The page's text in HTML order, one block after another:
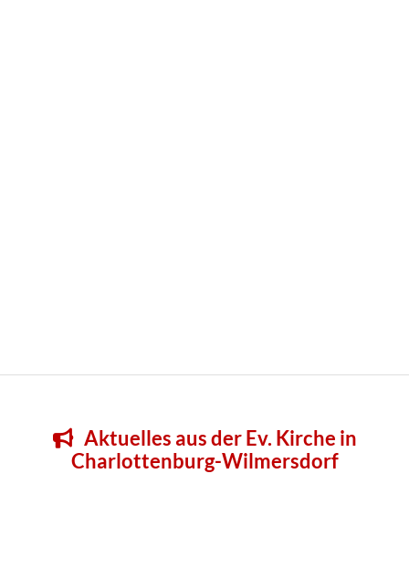
Aktuelles aus der Ev. Kirche in
Charlottenburg-Wilmersdorf